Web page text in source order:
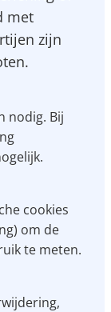
met
zijn
nodig. Bij
cookies
om de
te meten.